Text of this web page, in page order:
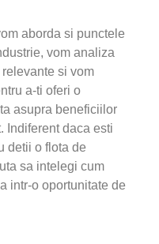
aborda si punctele
vom analiza
si vom
a-ti oferi o
asupra beneficiilor
Indiferent daca esti
detii o flota de
sa intelegi cum
intr-o oportunitate de